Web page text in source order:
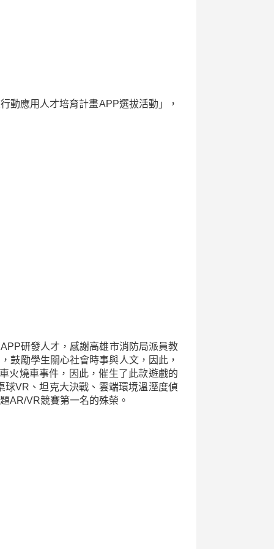
應用人才培育計畫APP選拔活動」，
研發人才，感謝高雄市消防局派員教
鼓勵學生關心社會時事與人文，因此，
火燒車事件，因此，催生了此款遊戲的
VR、坦克大決戰、雲端環境溫溼度偵
AR/VR競賽第一名的殊榮。